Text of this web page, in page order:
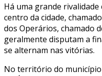
Há uma grande
centro da cidade,
dos Operários, chamado
geralmente disputam a
se alternam nas vitórias.
No território do